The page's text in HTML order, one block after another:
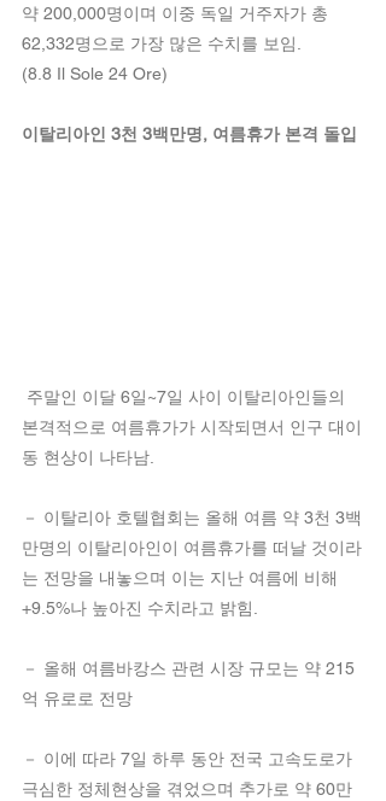
약 200,000명이며 이중 독일 거주자가 총
62,332명으로 가장 많은 수치를 보임.
(8.8 Il Sole 24 Ore)
이탈리아인 3천 3백만명, 여름휴가 본격 돌입
본격적으로 여름휴가가 시작되면서 인구 대이
동 현상이 나타남.
－ 이탈리아 호텔협회는 올해 여름 약 3천 3백
만명의 이탈리아인이 여름휴가를 떠날 것이라
는 전망을 내놓으며 이는 지난 여름에 비해
+9.5%나 높아진 수치라고 밝힘.
－ 올해 여름바캉스 관련 시장 규모는 약 215
억 유로로 전망
－ 이에 따라 7일 하루 동안 전국 고속도로가
극심한 정체현상을 겪었으며 추가로 약 60만